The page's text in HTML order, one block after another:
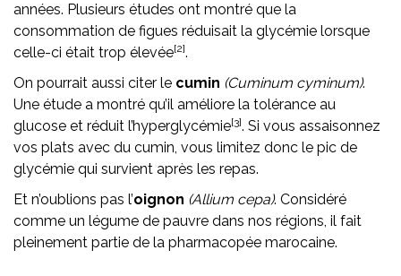
années. Plusieurs études ont montré que la
consommation de figues réduisait la glycémie lorsque
celle-ci était trop élevée[2].
On pourrait aussi citer le cumin (Cuminum cyminum).
Une étude a montré qu’il améliore la tolérance au
glucose et réduit l’hyperglycémie[3]. Si vous assaisonnez
vos plats avec du cumin, vous limitez donc le pic de
glycémie qui survient après les repas.
Et n’oublions pas l’oignon (Allium cepa). Considéré
comme un légume de pauvre dans nos régions, il fait
pleinement partie de la pharmacopée marocaine.